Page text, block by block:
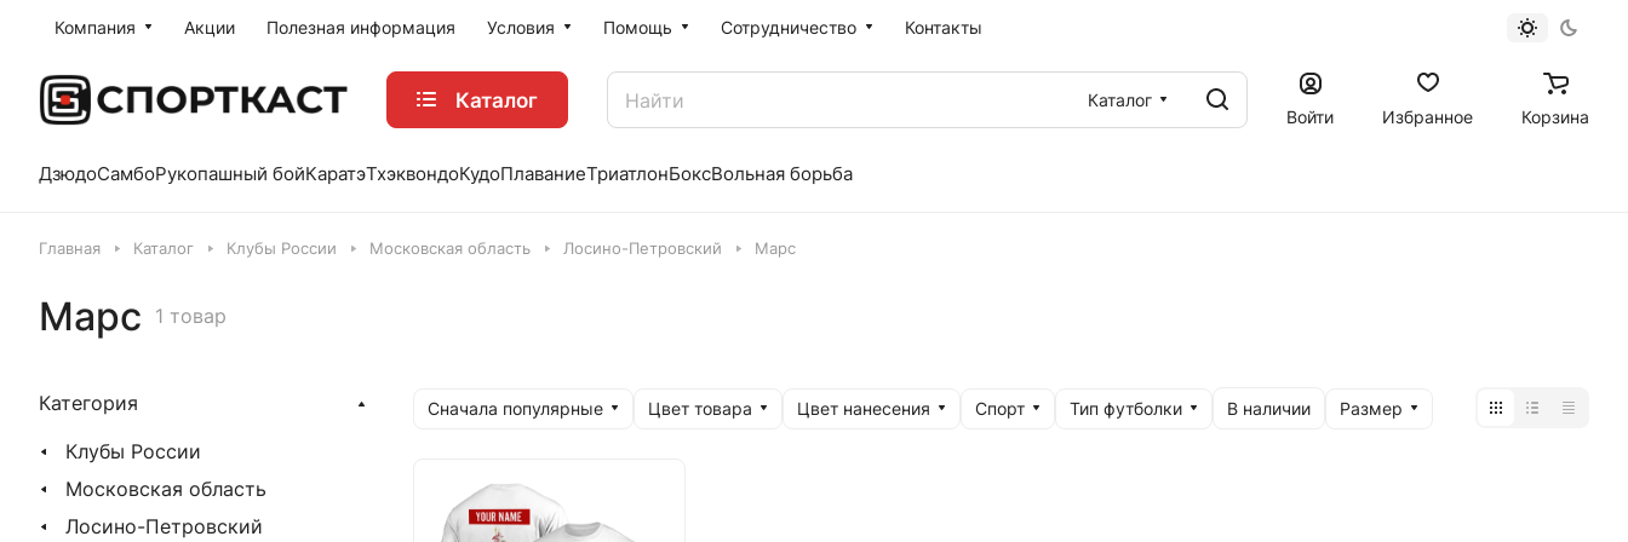
Компания Акции Полезная информация Условия Помощь Сотрудничество Контакты
Каталог
Каталог
Войти
Избранное Корзина
ДзюдоСамбоРукопашный бойКаратэТхэквондоКудоПлаваниеТриатлонБоксВольная борьба
Главная Каталог Клубы России Московская область Лосино-Петровский Марс
Марс 1 товар
Сначала популярные Цвет товара Цвет нанесения Спорт Тип футболки В наличии Размер
Категория
Клубы России
Московская область
Лосино-Петровский